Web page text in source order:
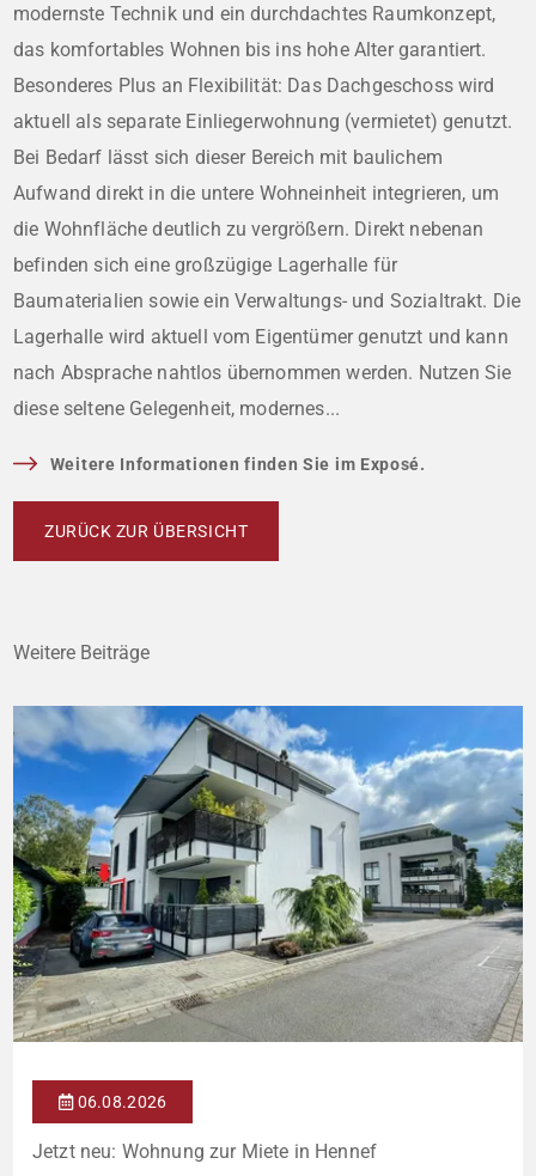
modernste Technik und ein durchdachtes Raumkonzept,
das komfortables Wohnen bis ins hohe Alter garantiert.
Besonderes Plus an Flexibilität: Das Dachgeschoss wird
aktuell als separate Einliegerwohnung (vermietet) genutzt.
Bei Bedarf lässt sich dieser Bereich mit baulichem
Aufwand direkt in die untere Wohneinheit integrieren, um
die Wohnfläche deutlich zu vergrößern. Direkt nebenan
befinden sich eine großzügige Lagerhalle für
Baumaterialien sowie ein Verwaltungs- und Sozialtrakt. Die
Lagerhalle wird aktuell vom Eigentümer genutzt und kann
nach Absprache nahtlos übernommen werden. Nutzen Sie
diese seltene Gelegenheit, modernes...
Weitere Informationen finden Sie im Exposé.
ZURÜCK ZUR ÜBERSICHT
Weitere Beiträge
06.08.2026
Jetzt neu: Wohnung zur Miete in Hennef